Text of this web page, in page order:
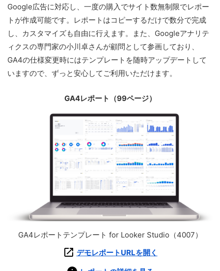
Google広告に対応し、一度の購入でサイト数無制限でレポー
トが作成可能です。レポートはコピーするだけで数分で完成
し、カスタマイズも自由に行えます。また、Googleアナリテ
ィクスの専門家の小川卓さんが顧問として参画しており、
GA4の仕様変更時にはテンプレートを随時アップデートして
いますので、ずっと安心してご利用いただけます。
GA4レポート（99ページ）
GA4レポートテンプレート for Looker Studio（4007）
デモレポートURLを開く